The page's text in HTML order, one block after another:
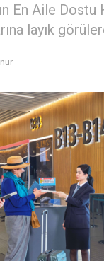
En Aile Dostu
layık